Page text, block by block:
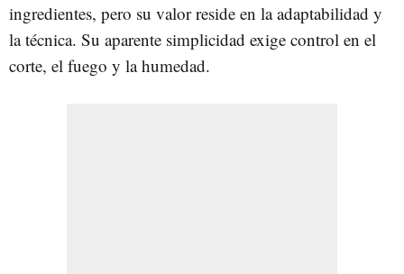
ingredientes, pero su valor reside en la adaptabilidad y
la técnica. Su aparente simplicidad exige control en el
corte, el fuego y la humedad.